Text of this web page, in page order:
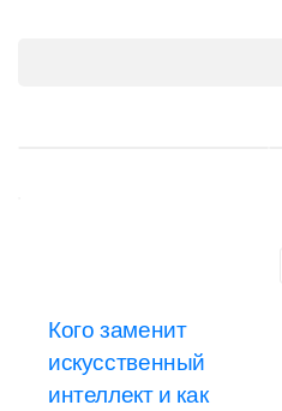
Навигация
по
Кого заменит
искусственный
интеллект и как